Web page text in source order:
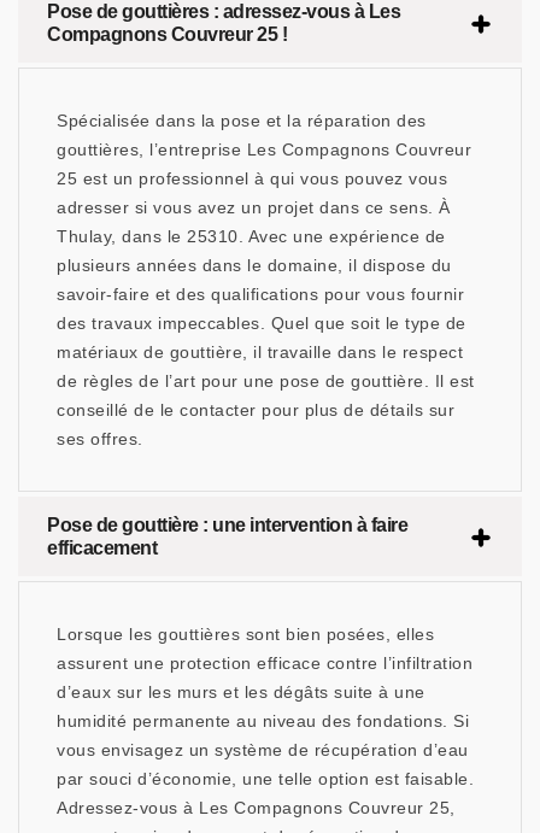
Pose de gouttières : adressez-vous à Les
Compagnons Couvreur 25 !
Spécialisée dans la pose et la réparation des
gouttières, l’entreprise Les Compagnons Couvreur
25 est un professionnel à qui vous pouvez vous
adresser si vous avez un projet dans ce sens. À
Thulay, dans le 25310. Avec une expérience de
plusieurs années dans le domaine, il dispose du
savoir-faire et des qualifications pour vous fournir
des travaux impeccables. Quel que soit le type de
matériaux de gouttière, il travaille dans le respect
de règles de l’art pour une pose de gouttière. Il est
conseillé de le contacter pour plus de détails sur
ses offres.
Pose de gouttière : une intervention à faire
efficacement
Lorsque les gouttières sont bien posées, elles
assurent une protection efficace contre l’infiltration
d’eaux sur les murs et les dégâts suite à une
humidité permanente au niveau des fondations. Si
vous envisagez un système de récupération d’eau
par souci d’économie, une telle option est faisable.
Adressez-vous à Les Compagnons Couvreur 25,